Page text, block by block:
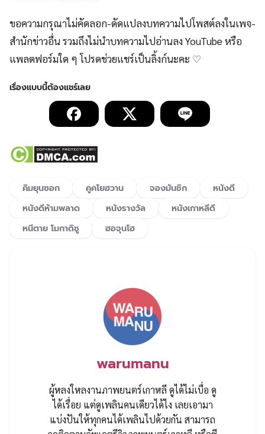
ขอความกรุณาไม่คัดลอก-ดัดแปลงบทความไปโพสต์ลงในเพจ-
สำนักข่าวอื่น รวมถึงไม่นำบทความไปอ่านลง YouTube หรือ
แพลตฟอร์มใด ๆ โปรดช่วยแชร์เป็นลิ้งก์นะคะ ♡
คิมยุนซอก คูคโยฮวาน จองมันชิก
หนังดี
หนังดีห้ามพลาด
หนังรางวัล
หนังเกาหลีดี
หนีตาย โมกาดิชู
ฮอจุนโฮ
warumanu
ผู้หลงใหลงานภาพยนตร์เกาหลี ดูได้ไม่เบื่อ ดู
ได้เรื่อย แต่ดูเพลินคนเดียวได้ไง เลยเอามา
แบ่งปันให้ทุกคนได้เพลินไปด้วยกัน สามารถ